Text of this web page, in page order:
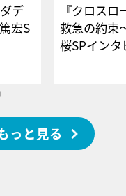
デ
宏S
ー
『クロス
救急の約束
桜SPイ
っと見る